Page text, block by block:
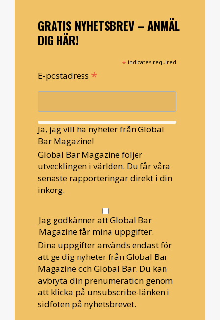
GRATIS NYHETSBREV – ANMÄL
DIG HÄR!
* indicates required
E-postadress *
Ja, jag vill ha nyheter från Global
Bar Magazine!
Global Bar Magazine följer
utvecklingen i världen. Du får våra
senaste rapporteringar direkt i din
inkorg.
Jag godkänner att Global Bar
Magazine får mina uppgifter.
Dina uppgifter används endast för
att ge dig nyheter från Global Bar
Magazine och Global Bar. Du kan
avbryta din prenumeration genom
att klicka på unsubscribe-länken i
sidfoten på nyhetsbrevet.